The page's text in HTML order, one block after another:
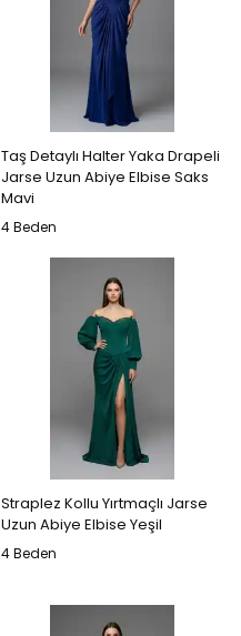
Taş Detaylı Halter Yaka Drapeli
Jarse Uzun Abiye Elbise Saks
Mavi
4 Beden
Straplez Kollu Yırtmaçlı Jarse
Uzun Abiye Elbise Yeşil
4 Beden